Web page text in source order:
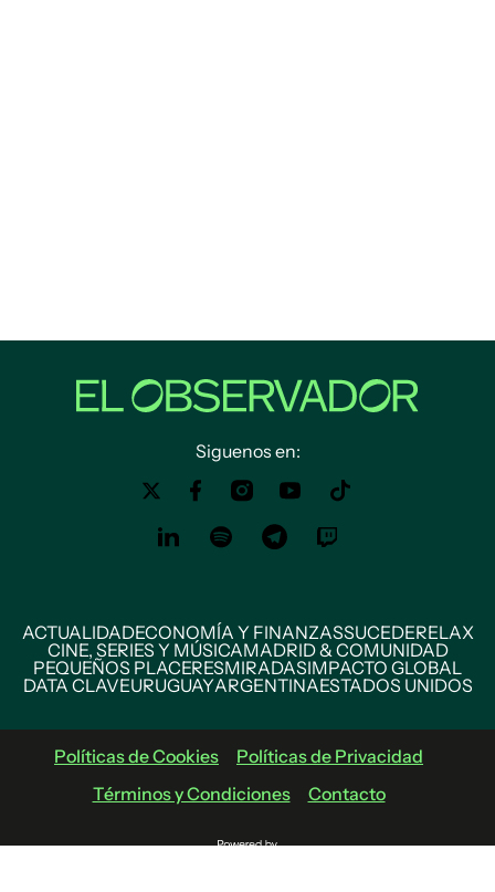
Siguenos en:
ACTUALIDADECONOMÍA Y FINANZASSUCEDERELAX
CINE, SERIES Y MÚSICAMADRID & COMUNIDAD
PEQUEÑOS PLACERESMIRADASIMPACTO GLOBAL
DATA CLAVEURUGUAYARGENTINAESTADOS UNIDOS
Políticas de Cookies
Políticas de Privacidad
Términos y Condiciones
Contacto